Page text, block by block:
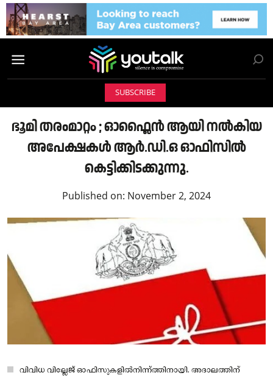
SUBSCRIBE
ഭൂമി തരംമാറ്റo ; ഓഫ്ലൈൻ ആയി നല്‍കിയ
അപേക്ഷകള്‍ ആർ.ഡി.ഒ ഓഫിസില്‍
കെട്ടിക്കിടക്കുന്നു.
Published on: November 2, 2024
വിവിധ വില്ലേജ് ഓഫിസുകളില്‍നിന്ന്ത്തിനായി. അദാലത്തിന്